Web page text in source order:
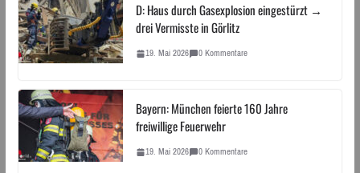
D: Haus durch Gasexplosion eingestürzt →
drei Vermisste in Görlitz
19. Mai 2026 0 Kommentare
Bayern: München feierte 160 Jahre
freiwillige Feuerwehr
19. Mai 2026 0 Kommentare